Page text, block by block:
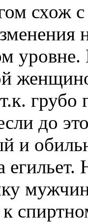
схож
до
и
к